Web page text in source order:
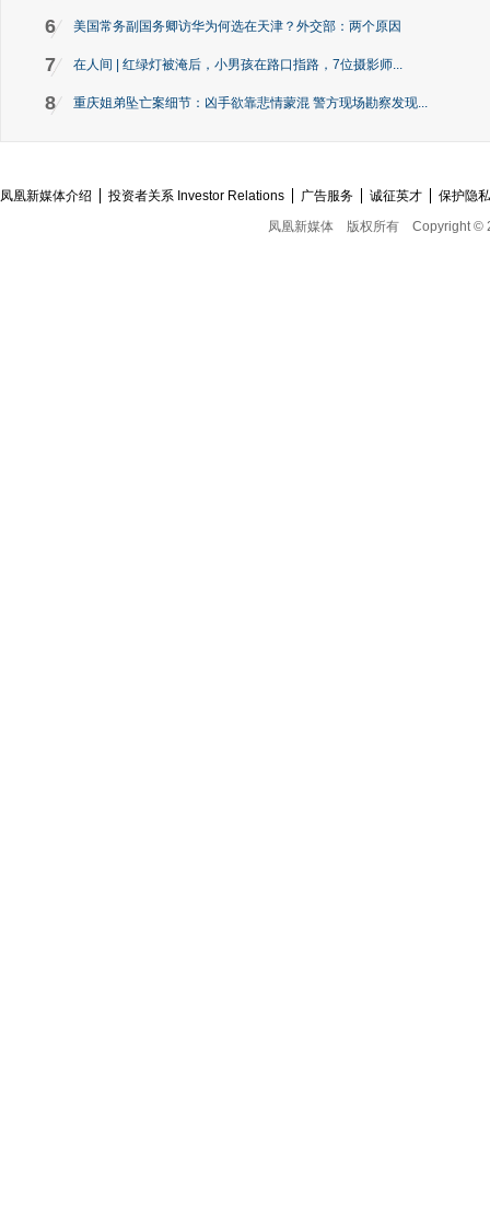
6 美国常务副国务卿访华为何选在天津？外交部：两个原因
7 在人间 | 红绿灯被淹后，小男孩在路口指路，7位摄影师...
8 重庆姐弟坠亡案细节：凶手欲靠悲情蒙混 警方现场勘察发现...
凤凰新媒体介绍 投资者关系 Investor Relations 广告服务 诚征英才
保护隐
凤凰新媒体
版权所有 Copyright ©